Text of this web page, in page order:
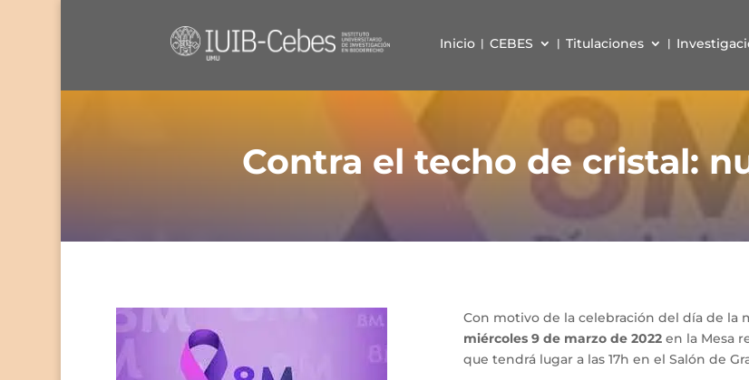
Inicio CEBES Titulaciones
Contra el techo de cristal:
Con motivo de la celebración del día de la
miércoles 9 de marzo de 2022en la Mesa
que tendrá lugar a las 17h en el Salón de